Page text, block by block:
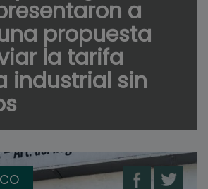
a
propuesta
la tarifa
industrial sin